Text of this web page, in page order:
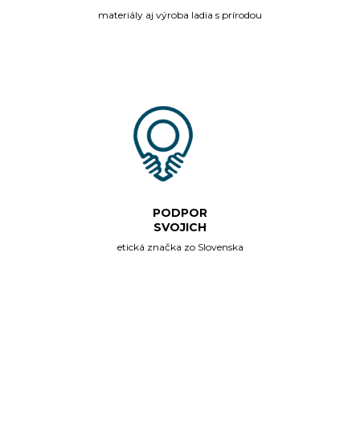
materiály aj výroba ladia s prírodou
PODPOR
SVOJICH
etická značka zo Slovenska